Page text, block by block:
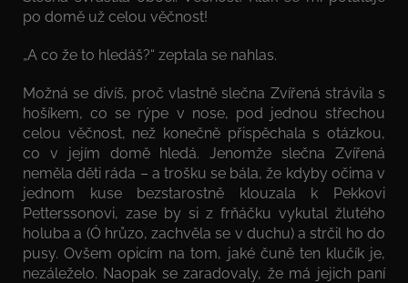
po domě už celou věčnost!
„A co že to hledáš?“ zeptala se nahlas.
Možná se divíš, proč vlastně slečna Zvířená strávila s
hošíkem, co se rýpe v nose, pod jednou střechou
celou věčnost, než konečně přispěchala s otázkou,
co v jejím domě hledá. Jenomže slečna Zvířená
neměla děti ráda – a trošku se bála, že kdyby očima v
jednom kuse bezstarostně klouzala k Pekkovi
Petterssonovi, zase by si z frňáčku vykutal žlutého
holuba a (Ó hrůzo, zachvěla se v duchu) a strčil ho do
pusy. Ovšem opicím na tom, jaké čuně ten klučík je,
nezáleželo. Naopak se zaradovaly, že má jejich paní